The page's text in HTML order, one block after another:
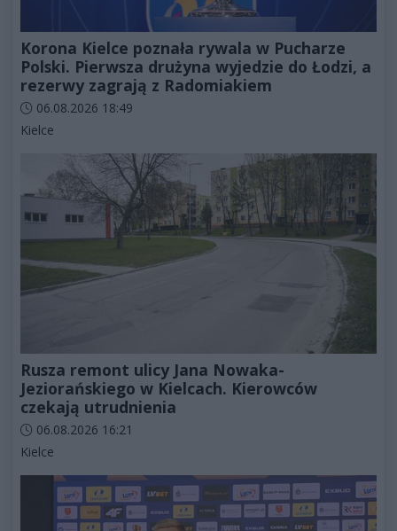
Korona Kielce poznała rywala w Pucharze
Polski. Pierwsza drużyna wyjedzie do Łodzi, a
rezerwy zagrają z Radomiakiem
Data dodania artykułu:
06.08.2026 18:49
Kategorie artykułu:
Kielce
Rusza remont ulicy Jana Nowaka-
Jeziorańskiego w Kielcach. Kierowców
czekają utrudnienia
Data dodania artykułu:
06.08.2026 16:21
Kategorie artykułu:
Kielce